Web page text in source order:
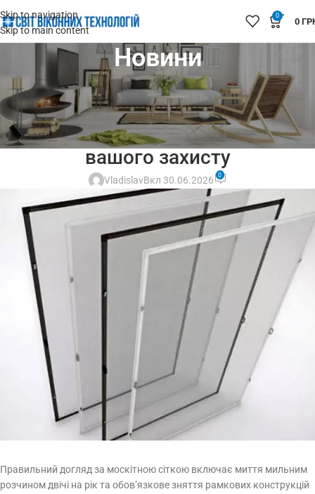
Skip to navigation
Skip to main content
0
0
Новини
МОСКІТНІ СІТКИ
Догляд за москітними сітками:
як подовжити термін служби
вашого захисту
VladislavВкл 30.06.2026 0
Правильний догляд за москітною сіткою включає миття мильним
розчином двічі на рік та обов’язкове зняття рамкових конструкцій